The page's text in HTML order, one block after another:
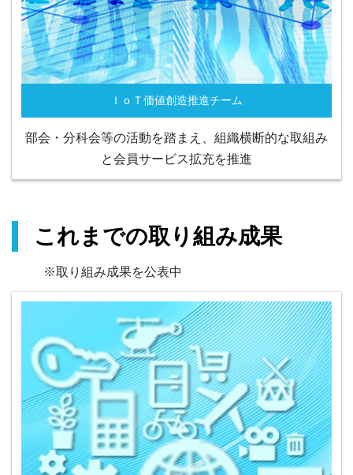
ＩｏＴ価値創造推進チーム
部会・分科会等の活動を踏まえ、組織横断的な取組み
と会員サービス拡充を推進
これまでの取り組み成果
※取り組み成果を公表中